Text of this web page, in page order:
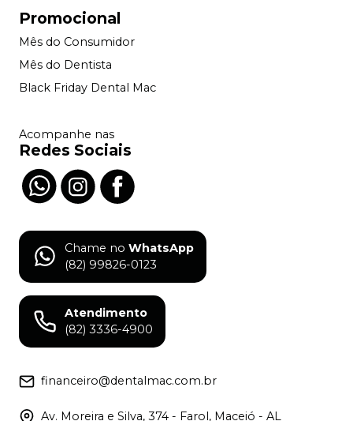
Promocional
Mês do Consumidor
Mês do Dentista
Black Friday Dental Mac
Acompanhe nas
Redes Sociais
Chame no WhatsApp
(82) 99826-0123
Atendimento
(82) 3336-4900
financeiro@dentalmac.com.br
Av. Moreira e Silva, 374 - Farol, Maceió - AL